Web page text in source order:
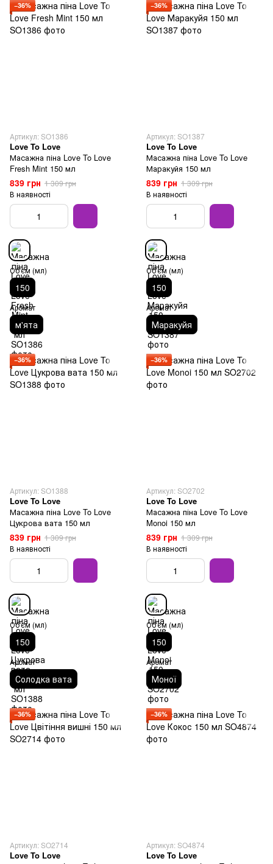
−36%
Артикул: SO1386
Love To Love
Масажна піна Love To Love
Fresh Mint 150 мл
839 грн 1 309 грн
В наявності
Об'єм (мл)
150
Аромат
м'ята
−36%
Артикул: SO1387
Love To Love
Масажна піна Love To Love
Маракуйя 150 мл
839 грн 1 309 грн
В наявності
Об'єм (мл)
150
Аромат
Маракуйя
−36%
Артикул: SO1388
Love To Love
Масажна піна Love To Love
Цукрова вата 150 мл
839 грн 1 309 грн
В наявності
Об'єм (мл)
150
Аромат
Солодка вата
−36%
Артикул: SO2702
Love To Love
Масажна піна Love To Love
Monoi 150 мл
839 грн 1 309 грн
В наявності
Об'єм (мл)
150
Аромат
Моної
−36%
Артикул: SO2714
Love To Love
−36%
Артикул: SO4874
Love To Love